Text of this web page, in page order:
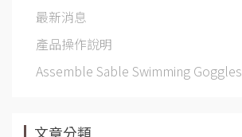
最新消息
產品操作說明
Assemble Sable Swimming Goggles
文章分類